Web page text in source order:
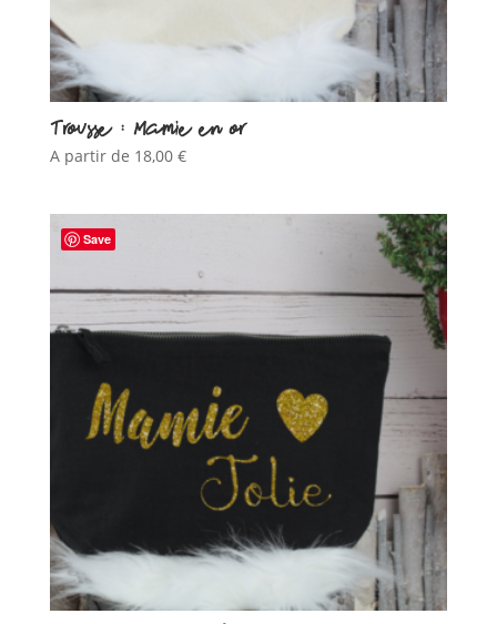
Trousse : Mamie en or
A partir de 18,00 €
Save